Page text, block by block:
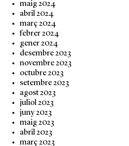
maig 2024
abril 2024
març 2024
febrer 2024
gener 2024
desembre 2023
novembre 2023
octubre 2023
setembre 2023
agost 2023
juliol 2023
juny 2023
maig 2023
abril 2023
març 2023